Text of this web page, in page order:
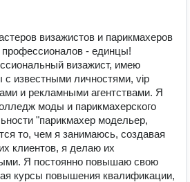
визажистов и парикмахеров
профессионалов - единцы!
визажист, имею
известными личностями, vip
и рекламными агентствами. Я
моды и парикмахерского
"парикмахер модельер,
то, чем я занимаюсь, создавая
клиентов, я делаю их
Я постоянно повышаю свою
курсы повышения квалификации,